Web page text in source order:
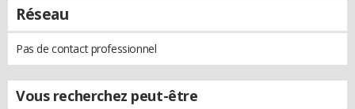
Réseau
Pas de contact professionnel
Vous recherchez peut-être